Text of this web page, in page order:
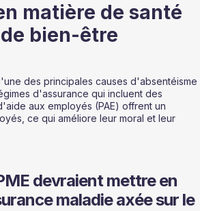
matière de santé
bien-être
des principales causes d'absentéisme
d'assurance qui incluent des
aux employés (PAE) offrent un
ce qui améliore leur moral et leur
devraient mettre en
maladie axée sur le